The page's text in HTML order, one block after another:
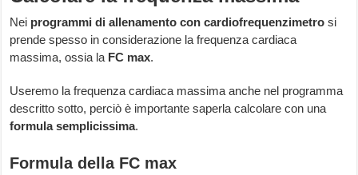
Nei programmi di allenamento con cardiofrequenzimetro si
prende spesso in considerazione la frequenza cardiaca
massima, ossia la FC max.
Useremo la frequenza cardiaca massima anche nel programma
descritto sotto, perciò è importante saperla calcolare con una
formula semplicissima.
Formula della FC max